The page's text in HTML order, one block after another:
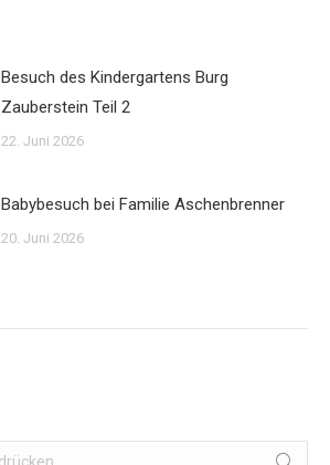
Besuch des Kindergartens Burg
Zauberstein Teil 2
22. Juni 2026
Babybesuch bei Familie Aschenbrenner
20. Juni 2026